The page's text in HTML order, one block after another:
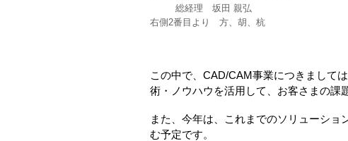
総経理 坂田 親弘
右側2番目より 方、胡、杭
この中で、CAD/CAM事業につきまして
術・ノウハウを活用して、お客さまの課
また、今年は、これまでのソリューシ
む予定です。